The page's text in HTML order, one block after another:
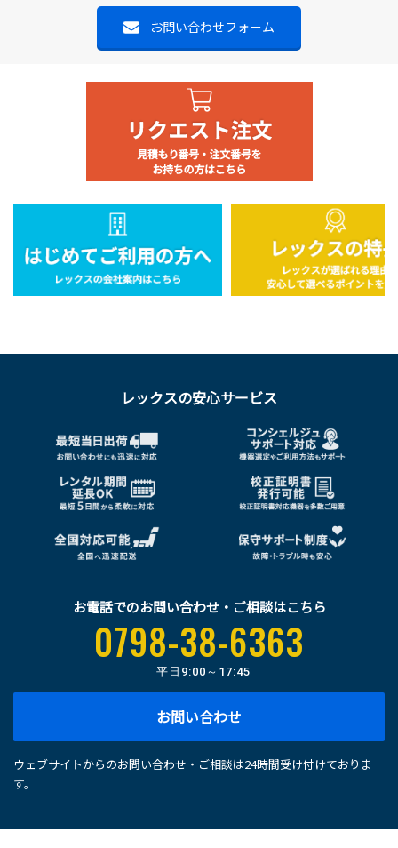
お問い合わせフォーム
レックスの安心サービス
お電話でのお問い合わせ・ご相談はこちら
0798-38-6363
平日 9:00～17:45
お問い合わせ
ウェブサイトからのお問い合わせ・ご相談は24時間受け付けておりま
す。